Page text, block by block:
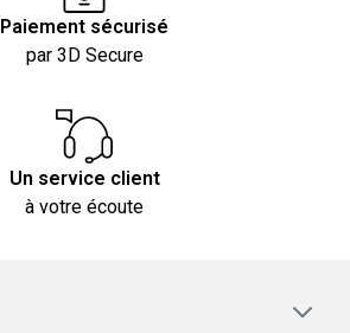
Paiement sécurisé
par 3D Secure
Un service client
à votre écoute